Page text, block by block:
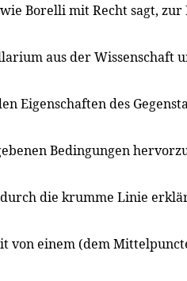
Borelli mit Recht sagt, zur
aus der Wissenschaft
Eigenschaften des
Bedingungen
die krumme Linie
von einem (dem